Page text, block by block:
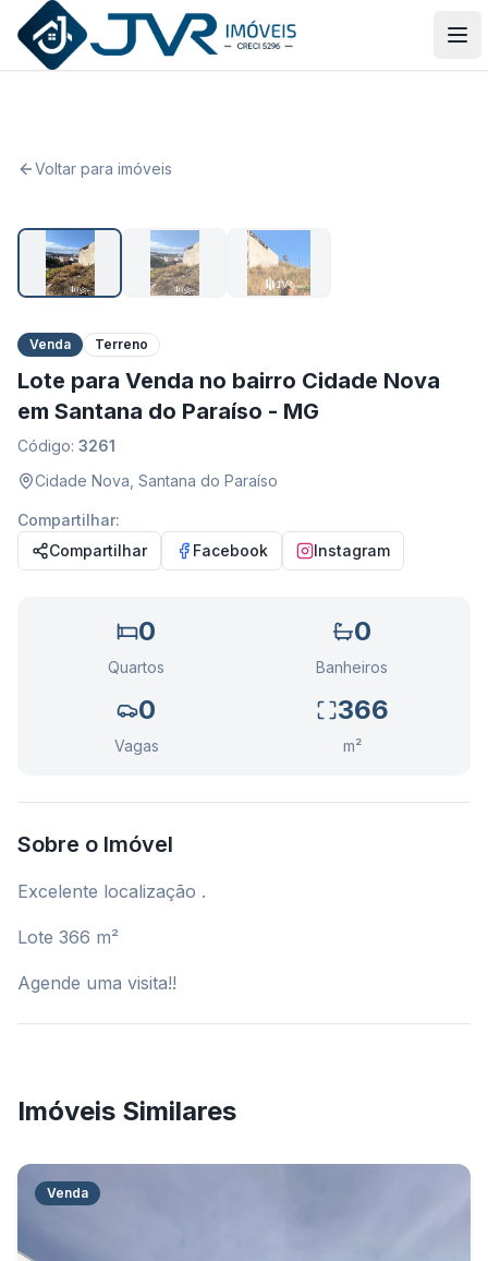
JVR Imóveis
Voltar para imóveis
Venda Terreno
Lote para Venda no bairro Cidade Nova
em Santana do Paraíso - MG
Código: 3261
Cidade Nova Santana do Paraíso
Compartilhar:
Compartilhar
Facebook Instagram
0
Quartos
0
Banheiros
0
Vagas
366
m²
Sobre o Imóvel
Excelente localização .
Lote 366 m²
Agende uma visita!!
Imóveis Similares
Venda